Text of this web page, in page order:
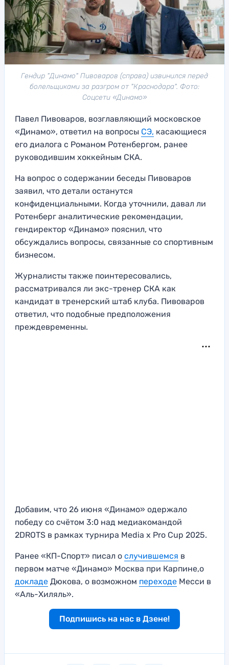
Гендир "Динамо" Пивоваров (справа) извинился перед
болельщиками за разгром от "Краснодара". Фото:
Соцсети «Динамо»
Павел Пивоваров, возглавляющий московское
«Динамо», ответил на вопросы СЭ, касающиеся
его диалога с Романом Ротенбергом, ранее
руководившим хоккейным СКА.
На вопрос о содержании беседы Пивоваров
заявил, что детали останутся
конфиденциальными. Когда уточнили, давал ли
Ротенберг аналитические рекомендации,
гендиректор «Динамо» пояснил, что
обсуждались вопросы, связанные со спортивным
бизнесом.
Журналисты также поинтересовались,
рассматривался ли экс-тренер СКА как
кандидат в тренерский штаб клуба. Пивоваров
ответил, что подобные предположения
преждевременны.
Добавим, что 26 июня «Динамо» одержало
победу со счётом 3:0 над медиакомандой
2DROTS в рамках турнира Media x Pro Cup 2025.
Ранее «КП-Спорт» писал о случившемся в
первом матче «Динамо» Москва при Карпине,о
докладе Дюкова, о возможном переходе Месси в
«Аль-Хиляль».
Подпишись на нас в Дзене!